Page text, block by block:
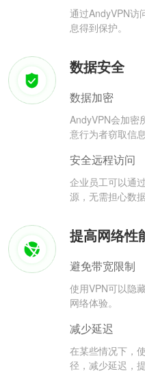
通过AndyVPN访
息得到保护。
数据安全
数据加密
AndyVPN会加密
意行为者窃取信息
安全远程访问
企业员工可以通
源，无需担心数据
提高网络性
避免带宽限制
使用VPN可以隐
网络体验。
减少延迟
在某些情况下，
径，减少延迟，